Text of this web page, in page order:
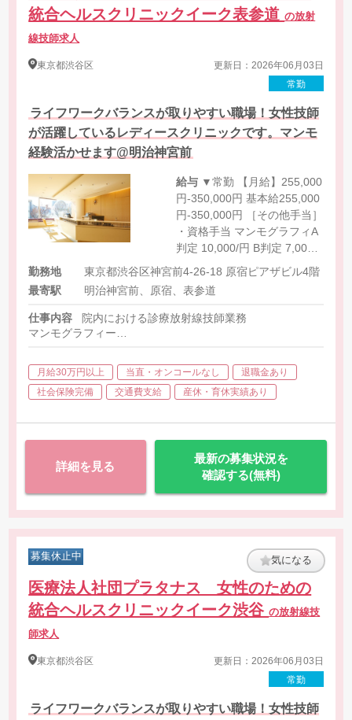
統合ヘルスクリニックイーク表参道の放射
線技師求人
東京都渋谷区
更新日：2026年06月03日
常勤
ライフワークバランスが取りやすい職場！女性技師
が活躍しているレディースクリニックです。マンモ
経験活かせます@明治神宮前
給与
円-350,000円 基本給255,000
円-350,000円 ［その他手当］
・資格手当 マンモグラフィA
判定 10,000/円 B判定 7,000
円/月 ・胃がん検診専門技師
手当 5,000円/月 ・巡回検診
車乗務手当 2,000円-3,000円/
日
勤務地
東京都渋谷区神宮前4-26-18 原宿ピアザビル4階
最寄駅
明治神宮前、原宿、表参道
仕事内容
院内における診療放射線技師業務
マンモグラフィー
胃部エックス線検査
健診システム入力（PC操作）
※非常勤は丸の内、有楽町、表参道いずれかでの勤務となります
院外（巡回検診）における診療放射線技師業務
巡回検診におけるマンモグラフィー検査
頻度は月1回-2回程度です。
泊まりの地方出張［群馬・静岡など］は年1回程度。
月給30万円以上 当直・オンコールなし
退職金あり
社会保険完備
交通費支給 産休・育休実績あり
詳細を見る
最新の募集状況を
確認する(無料)
募集休止中 気になる
医療法人社団プラタナス 女性のための
統合ヘルスクリニックイーク渋谷の放射線技
師求人
東京都渋谷区
更新日：2026年06月03日
常勤
ライフワークバランスが取りやすい職場！女性技師